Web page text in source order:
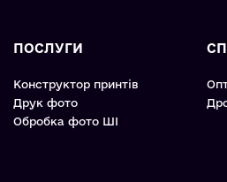
ПОСЛУГИ
Конструктор принтів
Друк фото
Обробка фото ШІ